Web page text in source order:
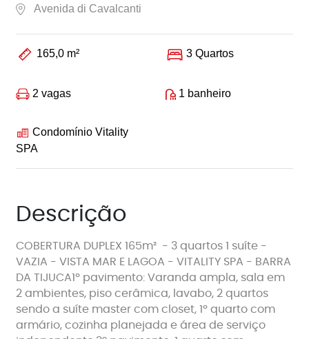
Avenida di Cavalcanti
165,0 m² 3 Quartos
2 vagas 1 banheiro
Condomínio Vitality
SPA
Descrição
COBERTURA DUPLEX 165m² - 3 quartos 1 suíte -
VAZIA - VISTA MAR E LAGOA - VITALITY SPA - BARRA
DA TIJUCA1º pavimento: Varanda ampla, sala em
2 ambientes, piso cerâmica, lavabo, 2 quartos
sendo a suíte master com closet, 1º quarto com
armário, cozinha planejada e área de serviço